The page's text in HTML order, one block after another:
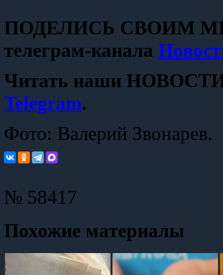
ПОДЕЛИСЬ СВОИМ
телеграм-канала
Читать наши НОВОСТИ
Telegram.
Фото: Валерий Звонарев.
№ 58417
Похожие материалы